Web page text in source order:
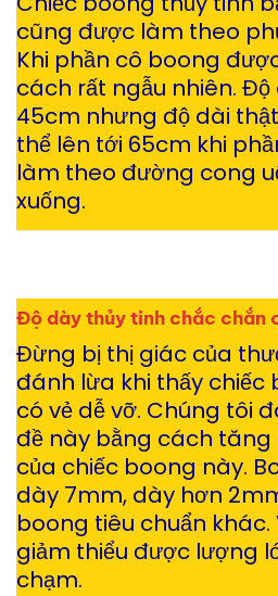
cũng được làm theo
Khi phần cô boong
cách rất ngẫu nhiên.
45cm nhưng độ dài
thể lên tới 65cm khi
làm theo đường cong
xuống.
Độ dày thủy tinh chắc chắn
Đừng bị thị giác của
đánh lừa khi thấy chiếc
có vẻ dễ vỡ. Chúng tôi
đề này bằng cách tăng
của chiếc boong này.
dày 7mm, dày hơn
boong tiêu chuẩn khác.
giảm thiểu được lượng
chạm.